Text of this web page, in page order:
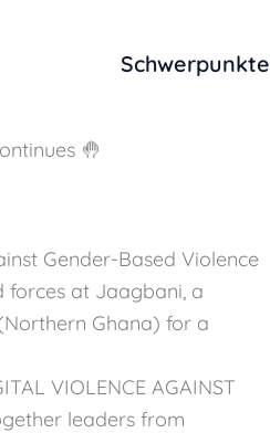
Schwerpunkte
🤚
Gender-Based Violence
forces at Jaagbani, a
Ghana) for a
VIOLENCE AGAINST
leaders from